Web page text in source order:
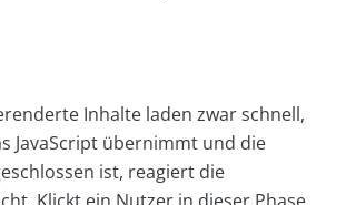
Inhalte laden zwar schnell,
JavaScript übernimmt und die
ist, reagiert die